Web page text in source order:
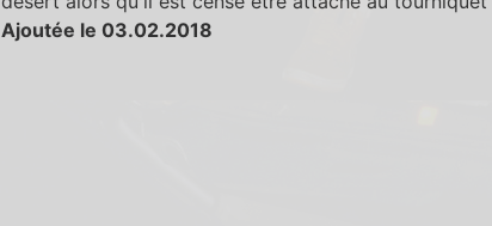
Ajoutée le 03.02.2018